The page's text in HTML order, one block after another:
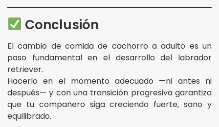
Conclusión
El cambio de comida de cachorro a adulto es un
paso fundamental en el desarrollo del labrador
retriever.
Hacerlo en el momento adecuado —ni antes ni
después— y con una transición progresiva garantiza
que tu compañero siga creciendo fuerte, sano y
equilibrado.